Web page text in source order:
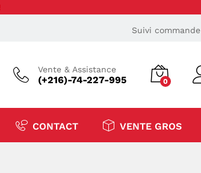
Suivi commande
Vente & Assistance
(+216)-74-227-995 0
CONTACT VENTE GROS